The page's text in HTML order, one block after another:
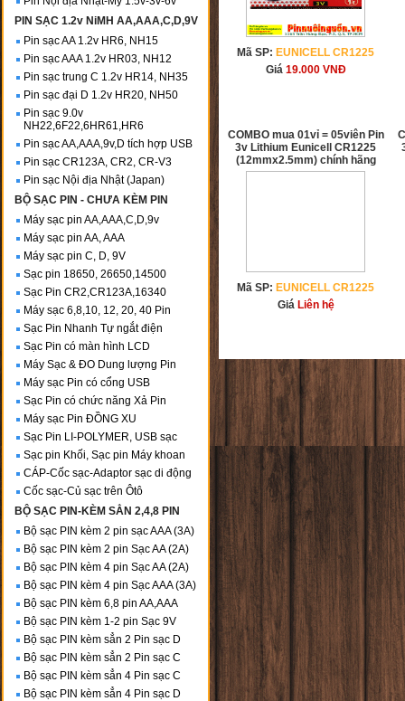
PIN SẠC 1.2v NiMH AA,AAA,C,D,9V
Pin sạc AA 1.2v HR6, NH15
Pin sạc AAA 1.2v HR03, NH12
Pin sạc trung C 1.2v HR14, NH35
Pin sạc đại D 1.2v HR20, NH50
Pin sạc 9.0v
NH22,6F22,6HR61,HR6
Pin sạc AA,AAA,9v,D tích hợp USB
Pin sạc CR123A, CR2, CR-V3
Pin sạc Nội địa Nhật (Japan)
BỘ SẠC PIN - CHƯA KÈM PIN
Máy sạc pin AA,AAA,C,D,9v
Máy sạc pin AA, AAA
Máy sạc pin C, D, 9V
Sạc pin 18650, 26650,14500
Sạc Pin CR2,CR123A,16340
Máy sạc 6,8,10, 12, 20, 40 Pin
Sạc Pin Nhanh Tự ngắt điện
Sạc Pin có màn hình LCD
Máy Sạc & ĐO Dung lượng Pin
Máy sạc Pin có cổng USB
Sạc Pin có chức năng Xả Pin
Máy sạc Pin ĐỒNG XU
Sạc Pin LI-POLYMER, USB sạc
Sạc pin Khối, Sạc pin Máy khoan
CÁP-Cốc sạc-Adaptor sạc di động
Cốc sạc-Củ sạc trên Ôtô
BỘ SẠC PIN-KÈM SẲN 2,4,8 PIN
Bộ sạc PIN kèm 2 pin sạc AAA (3A)
Bộ sạc PIN kèm 2 pin Sạc AA (2A)
Bộ sạc PIN kèm 4 pin Sạc AA (2A)
Bộ sạc PIN kèm 4 pin Sạc AAA (3A)
Bộ sạc PIN kèm 6,8 pin AA,AAA
Bộ sạc PIN kèm 1-2 pin Sạc 9V
Bộ sạc PIN kèm sẳn 2 Pin sạc D
Bộ sạc PIN kèm sẳn 2 Pin sạc C
Bộ sạc PIN kèm sẳn 4 Pin sạc C
Bộ sạc PIN kèm sẳn 4 Pin sạc D
Mã SP: EUNICELL CR1225
Giá 19.000 VNĐ
COMBO mua 01vỉ = 05viên Pin
3v Lithium Eunicell CR1225
(12mmx2.5mm) chính hãng
Mã SP: EUNICELL CR1225
Giá Liên hệ